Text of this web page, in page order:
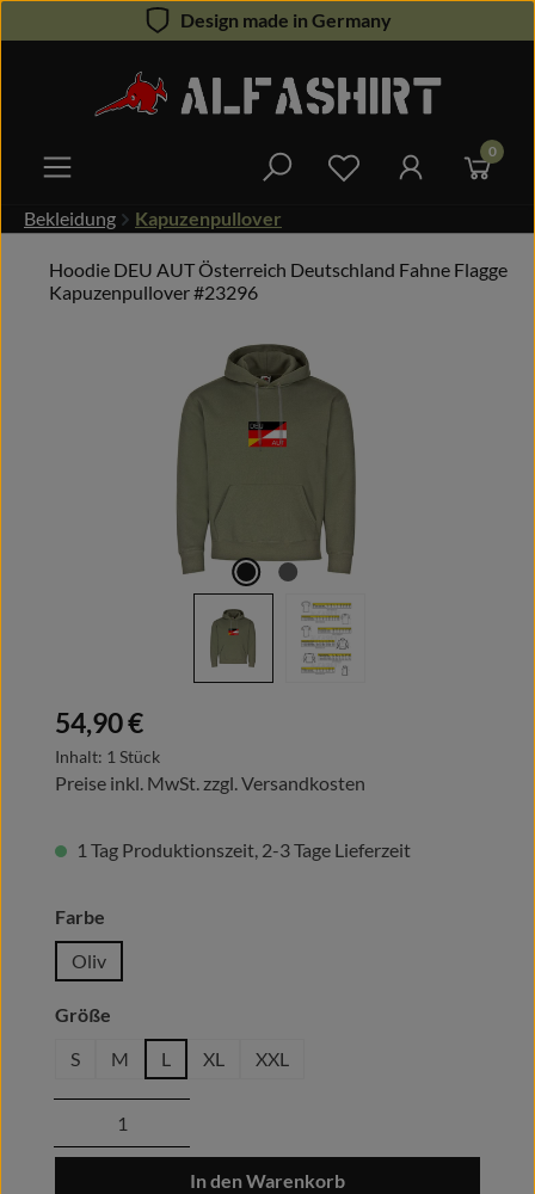
Zum Hauptinhalt springenDesign made in Germany
Du hast 0 0
Bekleidung Kapuzenpullover
Hoodie DEU AUT Österreich Deutschland Fahne Flagge
Kapuzenpullover #23296
Regulärer Preis:
54,90 €
Inhalt: 1 Stück
Preise inkl. MwSt. zzgl. Versandkosten
1 Tag Produktionszeit, 2-3 Tage Lieferzeit
Farbe
Oliv
Größe
S
M L XL XXL
Produkt Anzahl: Gib den gewünschten
In den Warenkorb